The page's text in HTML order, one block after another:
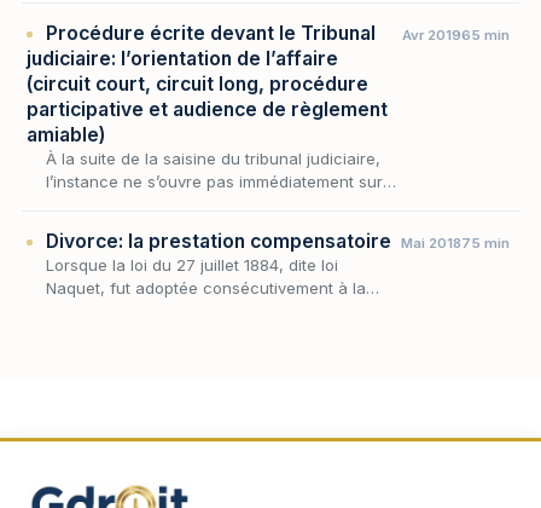
Procédure écrite devant le Tribunal
judiciaire: l’orientation de l’affaire
(circuit court, circuit long, procédure
participative et audience de règlement
amiable)
À la suite de la saisine du tribunal judiciaire,
l’instance ne s’ouvre pas immédiatement sur
Avr 201965 min
Divorce: la prestation compensatoire
Lorsque la loi du 27 juillet 1884, dite loi
Naquet, fut adoptée consécutivement à la
Mai 201875 min